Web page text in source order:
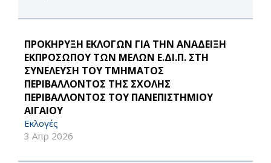
ΠΡΟΚΗΡΥΞΗ ΕΚΛΟΓΩΝ ΓΙΑ ΤΗΝ ΑΝΑΔΕΙΞΗ
ΕΚΠΡΟΣΩΠΟΥ ΤΩΝ ΜΕΛΩΝ Ε.ΔΙ.Π. ΣΤΗ
ΣΥΝΕΛΕΥΣΗ ΤΟΥ ΤΜΗΜΑΤΟΣ
ΠΕΡΙΒΑΛΛΟΝΤΟΣ ΤΗΣ ΣΧΟΛΗΣ
ΠΕΡΙΒΑΛΛΟΝΤΟΣ ΤΟΥ ΠΑΝΕΠΙΣΤΗΜΙΟΥ
ΑΙΓΑΙΟΥ
Εκλογές
3 Απρ 2026